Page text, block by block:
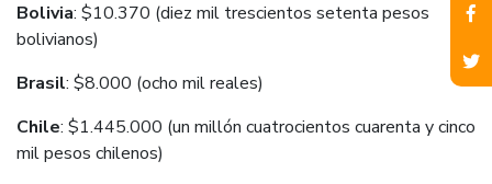
Bolivia: $10.370 (diez mil trescientos setenta pesos
bolivianos)
Brasil: $8.000 (ocho mil reales)
Chile: $1.445.000 (un millón cuatrocientos cuarenta y cinco
mil pesos chilenos)